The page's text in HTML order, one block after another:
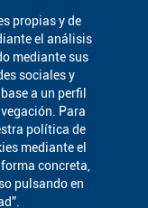
propias y de
el análisis
mediante sus
sociales y
a un perfil
Para
política de
mediante el
concreta,
pulsando en